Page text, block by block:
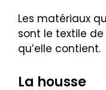
Les matériaux
sont le textile de
qu’elle contient.
La housse